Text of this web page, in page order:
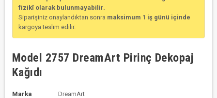
fizikî olarak bulunmayabilir.
Siparişiniz onaylandıktan sonra maksimum 1 iş günü içinde
kargoya teslim edilir.
Model 2757 DreamArt Pirinç Dekopaj
Kağıdı
Marka
DreamArt